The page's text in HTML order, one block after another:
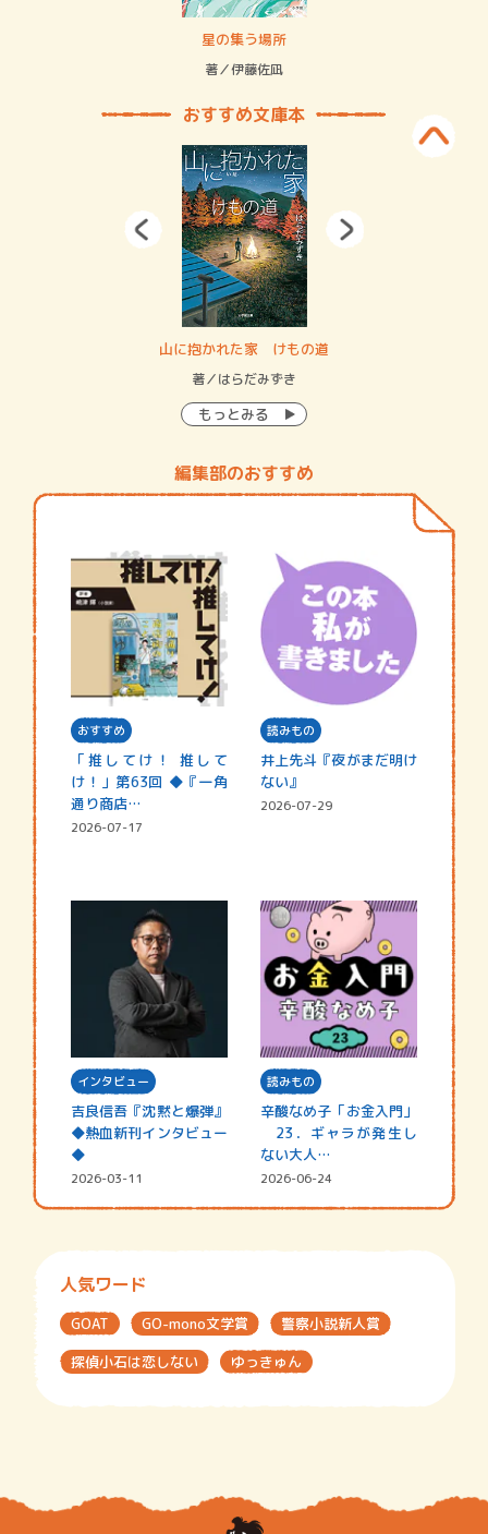
星の集う場所
著／伊藤佐凪
おすすめ文庫本
山に抱かれた家 けもの道
著／はらだみずき
もっとみる
編集部のおすすめ
おすすめ
「推してけ！ 推して
け！」第63回 ◆『一角
通り商店…
2026-07-17
読みもの
井上先斗『夜がまだ明け
ない』
2026-07-29
インタビュー
吉良信吾『沈黙と爆弾』
◆熱血新刊インタビュー
◆
2026-03-11
読みもの
辛酸なめ子「お金入門」
23．ギャラが発生し
ない大人…
2026-06-24
人気ワード
GOAT GO-mono文学賞
警察小説新人賞
探偵小石は恋しない
ゆっきゅん